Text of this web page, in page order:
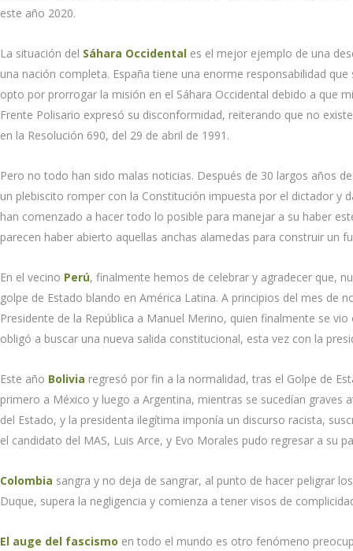
este año 2020.
La situación del Sáhara Occidental es el mejor ejemplo de una
una nación completa. España tiene una enorme responsabilidad
opto por prorrogar la misión en el Sáhara Occidental debido a que
Frente Polisario expresó su disconformidad, reiterando que no
en la Resolución 690, del 29 de abril de 1991.
Pero no todo han sido malas noticias. Después de 30 largos años
un plebiscito romper con la Constitución impuesta por el dictador y
han comenzado a hacer todo lo posible para manejar a su haber
parecen haber abierto aquellas anchas alamedas para construir un
En el vecino Perú, finalmente hemos de celebrar y agradecer que,
golpe de Estado blando en América Latina. A principios del mes
Presidente de la República a Manuel Merino, quien finalmente se
obligó a buscar una nueva salida constitucional, esta vez con la
Este año Bolivia regresó por fin a la normalidad, tras el Golpe de
primero a México y luego a Argentina, mientras se sucedían
del Estado, y la presidenta ilegítima imponía un discurso racista,
el candidato del MAS, Luis Arce, y Evo Morales pudo regresar a su
Colombia sangra y no deja de sangrar, al punto de hacer peligrar
Duque, supera la negligencia y comienza a tener visos de
El auge del fascismo en todo el mundo es otro fenómeno